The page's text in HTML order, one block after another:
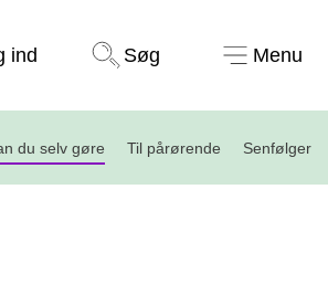
ind Søg Menu
du selv gøre Til pårørende Senfølger